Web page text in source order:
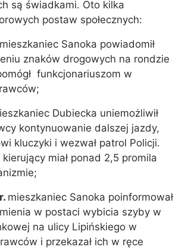
są świadkami. Oto kilka
postaw społecznych:
mieszkaniec Sanoka powiadomił
znaków drogowych na rondzie
funkcjonariuszom w
Dubiecka uniemożliwił
kontynuowanie dalszej jazdy,
kluczyki i wezwał patrol Policji.
kierujący miał ponad 2,5 promila
mieszkaniec Sanoka poinformował
w postaci wybicia szyby w
na ulicy Lipińskiego w
i przekazał ich w ręce